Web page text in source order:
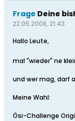
Frage Deine
22.05.2008, 21:43
Hallo Leute,
mal "wieder" ne
und wer mag, darf
Meine Wahl:
Ösi-Challenge